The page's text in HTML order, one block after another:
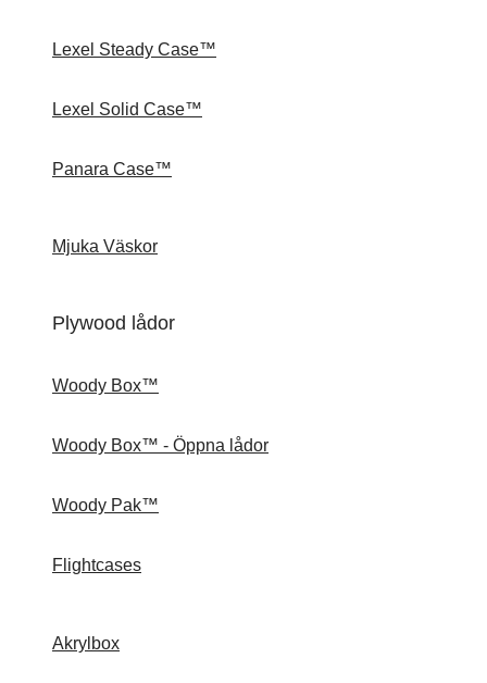
Lexel Steady Case™
Lexel Solid Case™
Panara Case™
Mjuka Väskor
Plywood lådor
Woody Box™
Woody Box™ - Öppna lådor
Woody Pak™
Flightcases
Akrylbox